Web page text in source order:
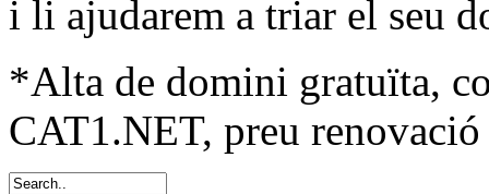
i li ajudarem a triar el seu
*Alta de domini gratuïta,
CAT1.NET, preu